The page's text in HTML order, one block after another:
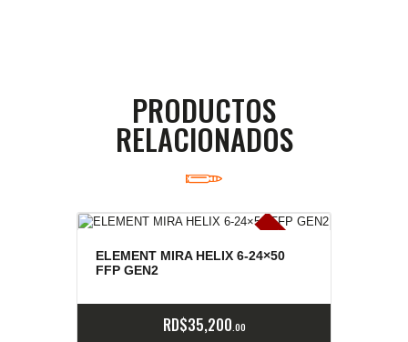
PRODUCTOS
RELACIONADOS
E
x
is
t
e
n
c
ia
s
a
g
o
t
a
d
a
s
ELEMENT MIRA HELIX 6-24×50
FFP GEN2
RD$35,200 00